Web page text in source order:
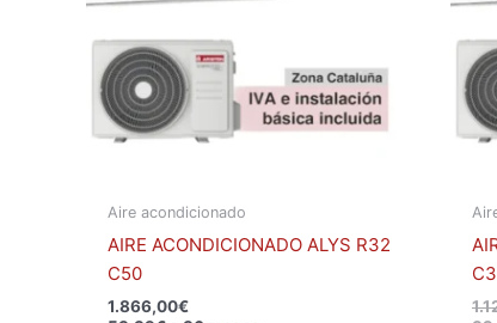
Aire acondicionado
AIRE ACONDICIONADO ALYS R32
C50
1.866,00€